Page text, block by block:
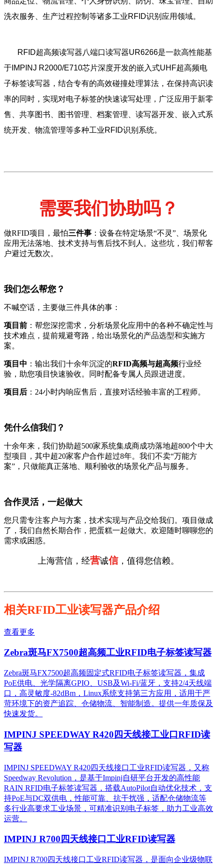
洗衣服务、生产过程控制等诸多工业RFID识别应用领域。
RFID超高频读写器八端口读写器UR6266是一款高性能基
于IMPINJ R2000/E710芯片深度开发的嵌入式UHF超高频电
子标签读写器，结合专有的高效碰撞处理算法，在保持高识读
率的同时，实现对电子标签的快速读写处理，广泛应用于新零
售、共享图书、图书管理、档案管理、读写器开发、嵌入式系
统开发、物流管理等多种工业RFID识别系统。
需要我们协助吗？
做RFID项目，最怕三件事 ：设备在特定场景“不灵”、场景化
应用无法落地、技术支持与售后找不到人。这些坑，我们帮客
户避过无数次。
我们怎么帮您？
不喊空话，主要做三件具体的事：
项目前 ：帮您深挖需求，分析场景化应用中的各种不确定性与
技术难点，提前规避弯路，给出场景化的产品选型和实施方
案。
项目中 ：输出我们十余年沉淀的RFID高频与超高频行业经
验，助您项目快速验收。同时配备专属人员跟进进度。
项目后 ：24小时内响应售后，直接对话经验丰富的工程师。
凭什么信我们？
十余年来，我们协助超500家系统集成商成功落地超800个中大
型项目，其中超20家客户合作超过8年。我们不卖“万能方
案”，只做能真正落地、顺利验收的场景化产品与服务。
合作灵活，一起做大
您只需专注客户与方案，技术实现与产品交给我们。项目做成
了，我们自然长期合作，把蛋糕一起做大。欢迎随时聊聊您的
需求或困惑。
上海营信，经营诚信，值得您信赖。
相关RFID工业读写器产品介绍
查看更多
Zebra斑马FX7500超高频工业RFID电子标签读写器
Zebra斑马FX7500超高频固定式RFID电子标签读写器，集成
PoE供电、光学隔离GPIO、USB及Wi-Fi/蓝牙，支持2/4天线端
口，高灵敏度-82dBm，Linux系统支持第三方应用，适用于严
苛环境下的资产追踪、仓储物流、智能制造。提供一年质保及
快速发货。
IMPINJ SPEEDWAY R420四天线接工业口RFID读
写器
IMPINJ SPEEDWAY R420四天线接口工业RFID读写器，又称
Speedway Revolution，是基于Impinj自研平台开发的高性能
RAIN RFID电子标签读写器，搭载AutoPilot自动优化技术，支
持PoE与DC双供电，性能可靠、抗干扰强，适配仓储物流等
多行业高要求工业场景，可精准识别电子标签，助力工业高效
运营。​
IMPINJ R700四天线接口工业RFID读写器
IMPINJ R700四天线接口工业RFID读写器，是面向企业级物联